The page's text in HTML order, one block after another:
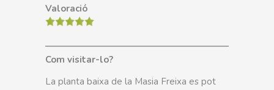
Valoració
Com visitar-lo?
La planta baixa de la Masia Freixa es pot